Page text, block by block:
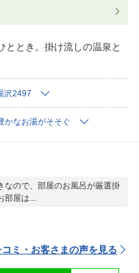
ととき。掛け流しの温泉と
沢2497
かなお湯がそそぐ
なので、部屋のお風呂が厳選掛
部屋は...
ミ・お客さまの声を見る